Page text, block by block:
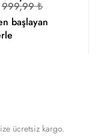
999,99 ₺
başlayan
ücretsiz kargo.